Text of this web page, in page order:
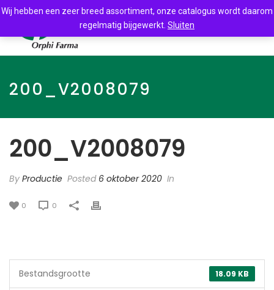
200_V2008079
200_V2008079
By Productie Posted 6 oktober 2020 In
0 0
18.09 KB
Bestandsgrootte
Wij hebben een zeer breed assortiment, onze catalogus wordt daarom
regelmatig bijgewerkt. Sluiten